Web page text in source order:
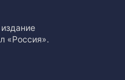
«Россия».